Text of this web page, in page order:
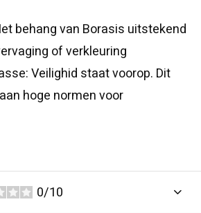
behang van Borasis uitstekend
of verkleuring
Veilighid staat voorop. Dit
hoge normen voor
0/10